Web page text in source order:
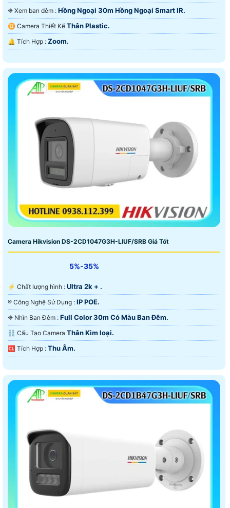
❈ Xem ban đêm : Hồng Ngoại 30m Hồng Ngoại Smart IR.
♊ Camera Thiết Kế Thân Plastic.
️🔔 Tích Hợp : Zoom.
Camera Hikvision DS-2CD1047G3H-LIUF/SRB Giá Tốt
5%-35%
️⚡ Chất lượng hình : Ultra 2k + .
®️ Công Nghệ Sử Dụng : IP POE.
❈ Nhìn Ban Đêm : Full Color 30m Có Màu Ban Ðêm.
⛓ Cấu Tạo Camera Thân Kim loại.
️🆑 Tích Hợp : Thu Âm.